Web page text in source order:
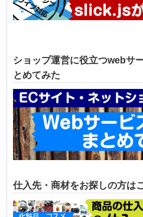
ショップ運営に役立つwebサ
とめてみた
仕入先・商材をお探しの方は